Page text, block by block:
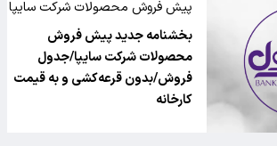
پیش فروش محصولات شرکت سایپا
بخشنامه جدید پیش فروش
محصولات شرکت سایپا/جدول
فروش/بدون قرعه‌کشی و به قیمت
کارخانه